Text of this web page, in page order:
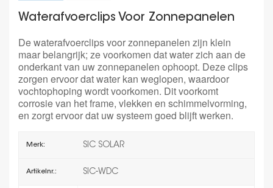
Waterafvoerclips Voor Zonnepanelen
De waterafvoerclips voor zonnepanelen zijn klein
maar belangrijk; ze voorkomen dat water zich aan de
onderkant van uw zonnepanelen ophoopt. Deze clips
zorgen ervoor dat water kan weglopen, waardoor
vochtophoping wordt voorkomen. Dit voorkomt
corrosie van het frame, vlekken en schimmelvorming,
en zorgt ervoor dat uw systeem goed blijft werken.
Merk: SIC SOLAR
Artikelnr.: SIC-WDC